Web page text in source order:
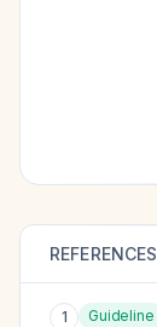
REFERENCES
1 Guideline